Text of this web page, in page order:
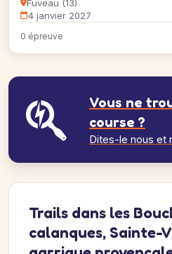
Fuveau (13)
4 janvier 2027
0 épreuve
Vous ne
course ?
Dites-le nous et
Trails dans les
calanques, Sainte-